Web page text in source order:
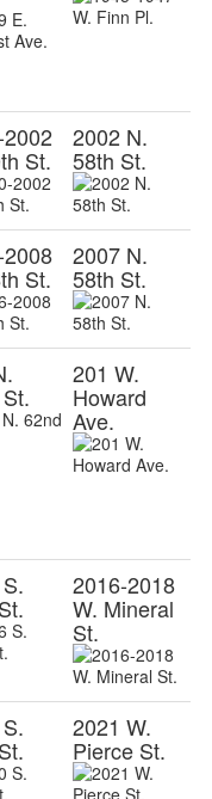
St.
2002 N.
58th St.
St.
2007 N.
58th St.
201 W.
Howard
Ave.
2016-2018
W. Mineral
St.
2021 W.
Pierce St.